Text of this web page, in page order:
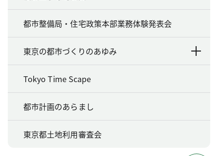
都市整備局・住宅政策本部業務体験発表会
東京の都市づくりのあゆみ
Tokyo Time Scape
都市計画のあらまし
東京都土地利用審査会